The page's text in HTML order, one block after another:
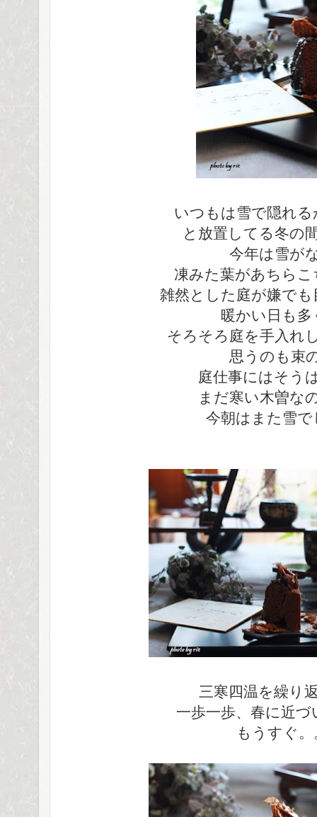
いつもは雪で隠れ
と放置してる冬の
今年は雪が
凍みた葉があちら
雑然とした庭が嫌で
暖かい日も多
そろそろ庭を手入れ
思うのも束
庭仕事にはそう
まだ寒い木曽な
今朝はまた雪
三寒四温を繰り
一歩一歩、春に近
もうすぐ